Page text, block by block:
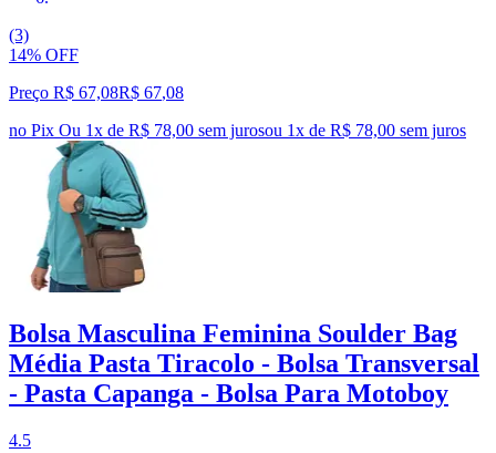
(3)
14% OFF
Preço R$ 67,08R$ 67,08
no Pix Ou 1x de R$ 78,00 sem jurosou 1x de R$ 78,00 sem juros
Bolsa Masculina Feminina Soulder Bag
Média Pasta Tiracolo - Bolsa Transversal
- Pasta Capanga - Bolsa Para Motoboy
4.5